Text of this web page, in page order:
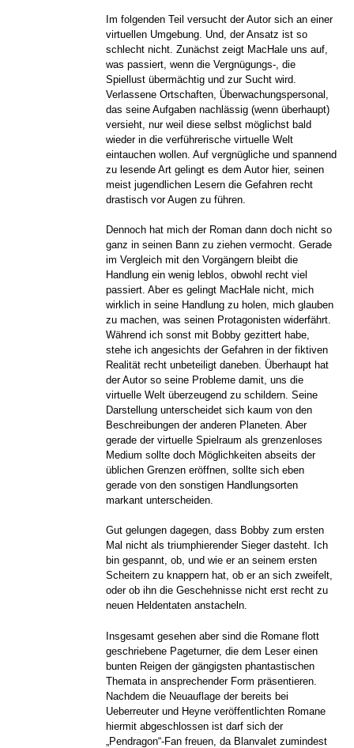
Im folgenden Teil versucht der Autor sich an einer
virtuellen Umgebung. Und, der Ansatz ist so
schlecht nicht. Zunächst zeigt MacHale uns auf,
was passiert, wenn die Vergnügungs-, die
Spiellust übermächtig und zur Sucht wird.
Verlassene Ortschaften, Überwachungspersonal,
das seine Aufgaben nachlässig (wenn überhaupt)
versieht, nur weil diese selbst möglichst bald
wieder in die verführerische virtuelle Welt
eintauchen wollen. Auf vergnügliche und spannend
zu lesende Art gelingt es dem Autor hier, seinen
meist jugendlichen Lesern die Gefahren recht
drastisch vor Augen zu führen.
Dennoch hat mich der Roman dann doch nicht so
ganz in seinen Bann zu ziehen vermocht. Gerade
im Vergleich mit den Vorgängern bleibt die
Handlung ein wenig leblos, obwohl recht viel
passiert. Aber es gelingt MacHale nicht, mich
wirklich in seine Handlung zu holen, mich glauben
zu machen, was seinen Protagonisten widerfährt.
Während ich sonst mit Bobby gezittert habe,
stehe ich angesichts der Gefahren in der fiktiven
Realität recht unbeteiligt daneben. Überhaupt hat
der Autor so seine Probleme damit, uns die
virtuelle Welt überzeugend zu schildern. Seine
Darstellung unterscheidet sich kaum von den
Beschreibungen der anderen Planeten. Aber
gerade der virtuelle Spielraum als grenzenloses
Medium sollte doch Möglichkeiten abseits der
üblichen Grenzen eröffnen, sollte sich eben
gerade von den sonstigen Handlungsorten
markant unterscheiden.
Gut gelungen dagegen, dass Bobby zum ersten
Mal nicht als triumphierender Sieger dasteht. Ich
bin gespannt, ob, und wie er an seinem ersten
Scheitern zu knappern hat, ob er an sich zweifelt,
oder ob ihn die Geschehnisse nicht erst recht zu
neuen Heldentaten anstacheln.
Insgesamt gesehen aber sind die Romane flott
geschriebene Pageturner, die dem Leser einen
bunten Reigen der gängigsten phantastischen
Themata in ansprechender Form präsentieren.
Nachdem die Neuauflage der bereits bei
Ueberreuter und Heyne veröffentlichten Romane
hiermit abgeschlossen ist darf sich der
„Pendragon“-Fan freuen, da Blanvalet zumindest